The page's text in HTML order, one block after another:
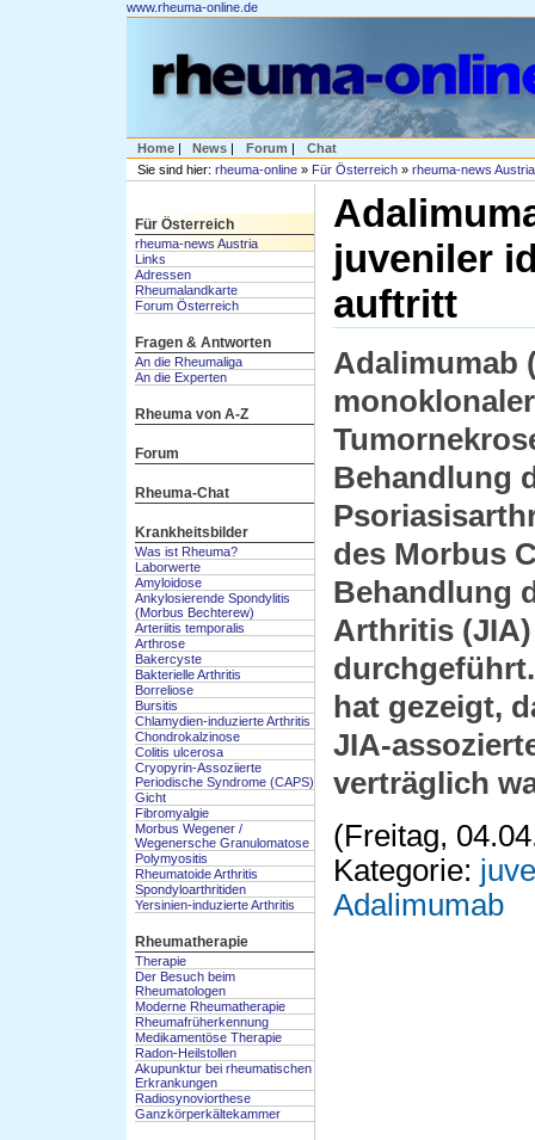
www.rheuma-online.de
Home| News | Forum |
Chat
Sie sind hier: rheuma-online » Für Österreich » rheuma-news Austria
Für Österreich
rheuma-news Austria
Links
Adressen
Rheumalandkarte
Forum Österreich
Fragen & Antworten
An die Rheumaliga
An die Experten
Rheuma von A-Z
Forum
Rheuma-Chat
Krankheitsbilder
Was ist Rheuma?
Laborwerte
Amyloidose
Ankylosierende Spondylitis
(Morbus Bechterew)
Arteriitis temporalis
Arthrose
Bakercyste
Bakterielle Arthritis
Borreliose
Bursitis
Chlamydien-induzierte Arthritis
Chondrokalzinose
Colitis ulcerosa
Cryopyrin-Assoziierte
Periodische Syndrome (CAPS)
Gicht
Fibromyalgie
Morbus Wegener /
Wegenersche Granulomatose
Polymyositis
Rheumatoide Arthritis
Spondyloarthritiden
Yersinien-induzierte Arthritis
Rheumatherapie
Therapie
Der Besuch beim
Rheumatologen
Moderne Rheumatherapie
Rheumafrüherkennung
Medikamentöse Therapie
Radon-Heilstollen
Akupunktur bei rheumatischen
Erkrankungen
Radiosynoviorthese
Ganzkörperkältekammer
juveniler
auftritt
Adalimumab
Behandlung
des Morbus
Behandlung
Arthritis (JIA)
hat gezeigt,
JIA-
verträglich
(Freitag,
Kategorie:
Adalimumab